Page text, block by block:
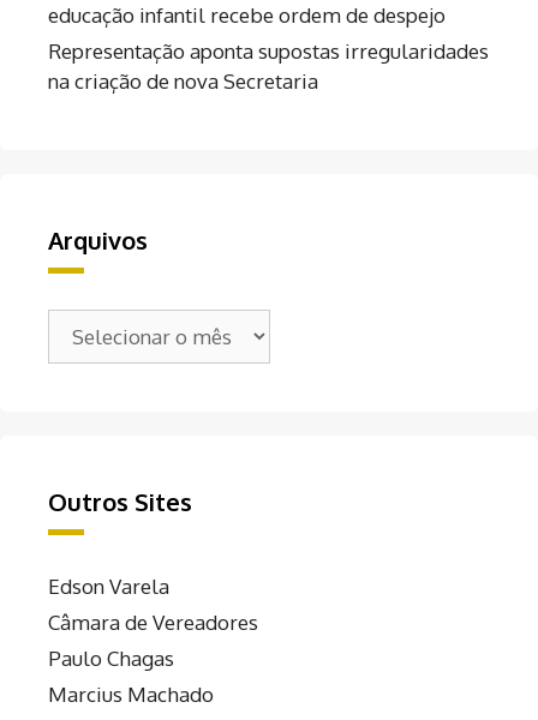
educação infantil recebe ordem de despejo
Representação aponta supostas irregularidades
na criação de nova Secretaria
Arquivos
Arquivos
Outros Sites
Edson Varela
Câmara de Vereadores
Paulo Chagas
Marcius Machado